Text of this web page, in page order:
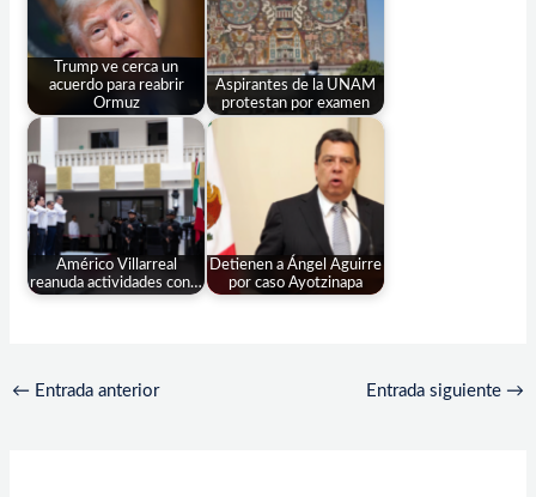
Trump ve cerca un
acuerdo para reabrir
Ormuz
Aspirantes de la UNAM
protestan por examen
Américo Villarreal
reanuda actividades con…
Detienen a Ángel Aguirre
por caso Ayotzinapa
← Entrada anterior Entrada siguiente →